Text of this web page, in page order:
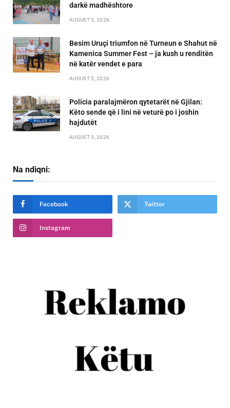
darkë madhështore
AUGUST 5, 2026
Besim Uruçi triumfon në Turneun e Shahut në
Kamenica Summer Fest – ja kush u renditën
në katër vendet e para
AUGUST 5, 2026
Policia paralajmëron qytetarët në Gjilan:
Këto sende që i lini në veturë po i joshin
hajdutët
AUGUST 5, 2026
Na ndiqni:
Facebook Twitter
Instagram